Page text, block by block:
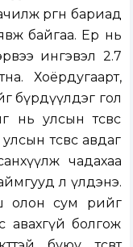
өргөн бариад
байгаа. Ер нь
ингэвэл 2.7
Хоёрдугаарт,
бүрдүүлдэг гол
улсын төсвөөс
төсвөөс авдаг
чадахаа
л үлдэнэ.
сум өөрийгөө
авахгүй болгож